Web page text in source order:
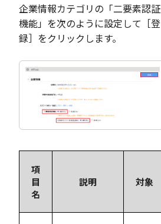
企業情報カテゴリの「二要素認証
機能」を次のように設定して［登
録］をクリックします。
項
目
名
説明 対象